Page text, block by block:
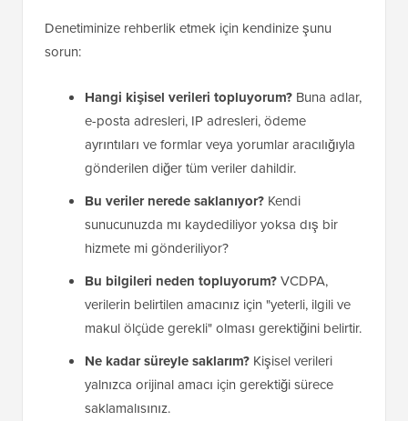
Denetiminize rehberlik etmek için kendinize şunu
sorun:
Hangi kişisel verileri topluyorum? Buna adlar,
e-posta adresleri, IP adresleri, ödeme
ayrıntıları ve formlar veya yorumlar aracılığıyla
gönderilen diğer tüm veriler dahildir.
Bu veriler nerede saklanıyor? Kendi
sunucunuzda mı kaydediliyor yoksa dış bir
hizmete mi gönderiliyor?
Bu bilgileri neden topluyorum?VCDPA,
verilerin belirtilen amacınız için "yeterli, ilgili ve
makul ölçüde gerekli" olması gerektiğini belirtir.
Ne kadar süreyle saklarım? Kişisel verileri
yalnızca orijinal amacı için gerektiği sürece
saklamalısınız.